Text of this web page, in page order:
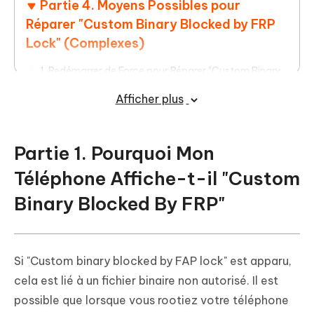
Partie 4. Moyens Possibles pour
Réparer "Custom Binary Blocked by FRP
Lock" (Complexes)
1. Redémarrer de Force pour Réparer "Custom Binary
2. Réparer "Custom Binary Blocked by FRP Lock" sans
3. Flasher le Firmware Stock avec Odin pour Réparer
"Custom Binary Blocked By FRP Lock"
Afficher plus
Partie 1. Pourquoi Mon
Téléphone Affiche-t-il "Custom
Binary Blocked By FRP"
Si "Custom binary blocked by FAP lock" est apparu,
cela est lié à un fichier binaire non autorisé. Il est
possible que lorsque vous rootiez votre téléphone